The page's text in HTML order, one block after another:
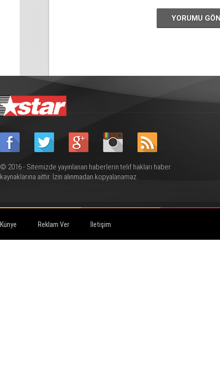
YORUMU
© 2016 - Sitemizde yayınlanan haberlerin telif hakları haber
kaynaklarına aittir. İzin alınmadan kopyalanamaz.
Künye Reklam Ver İletişim